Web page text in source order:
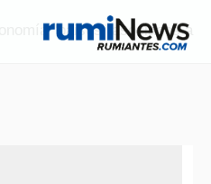
"paises" asociados a